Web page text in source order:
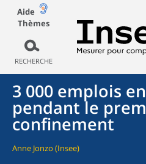
Aide
Thèmes
RECHERCHE
3 000 emplois
pendant le
confinement
Anne Jonzo (Insee)